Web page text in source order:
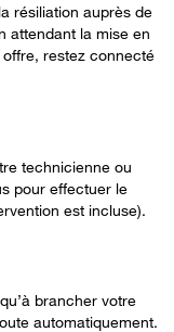
résiliation auprès de
attendant la mise en
restez connecté
technicienne ou
pour effectuer le
est incluse).
brancher votre
automatiquement.